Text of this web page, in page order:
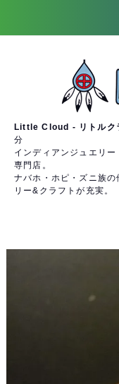
Little Cloud - リトルク
分
インディアンジュエリ
専門店。
ナバホ・ホピ・ズニ族
リー&クラフトが充実。